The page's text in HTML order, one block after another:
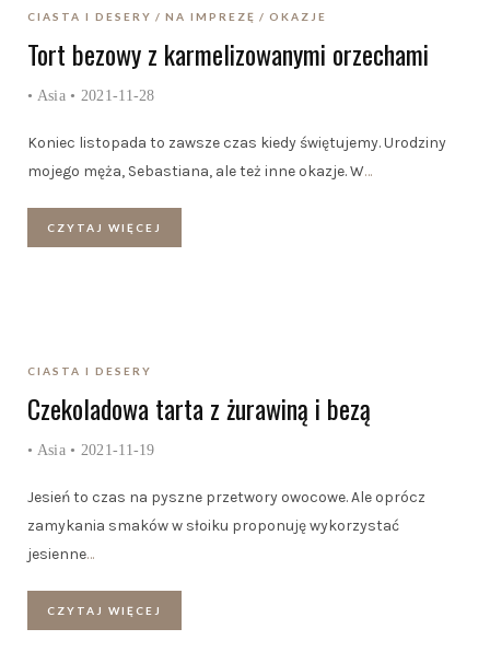
CIASTA I DESERY NA IMPREZĘ OKAZJE
Tort bezowy z karmelizowanymi orzechami
• Asia • 2021-11-28
Koniec listopada to zawsze czas kiedy świętujemy. Urodziny
mojego męża, Sebastiana, ale też inne okazje. W…
CZYTAJ WIĘCEJ
CIASTA I DESERY
Czekoladowa tarta z żurawiną i bezą
• Asia • 2021-11-19
Jesień to czas na pyszne przetwory owocowe. Ale oprócz
zamykania smaków w słoiku proponuję wykorzystać
jesienne…
CZYTAJ WIĘCEJ